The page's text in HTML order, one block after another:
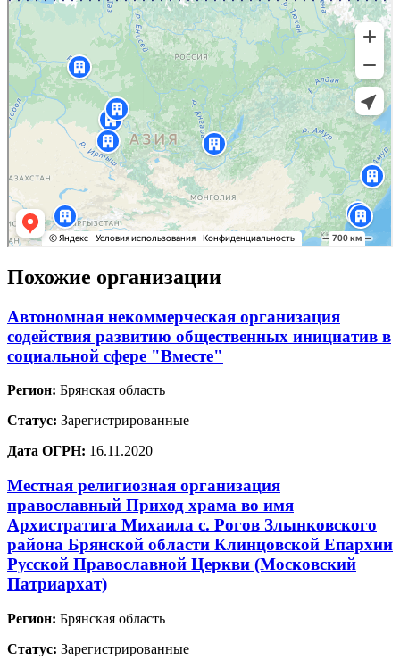
Похожие организации
Автономная некоммерческая организация
содействия развитию общественных инициатив в
социальной сфере "Вместе"
Регион: Брянская область
Статус: Зарегистрированные
Дата ОГРН: 16.11.2020
Местная религиозная организация
православный Приход храма во имя
Архистратига Михаила с. Рогов Злынковского
района Брянской области Клинцовской Епархии
Русской Православной Церкви (Московский
Патриархат)
Регион: Брянская область
Статус: Зарегистрированные